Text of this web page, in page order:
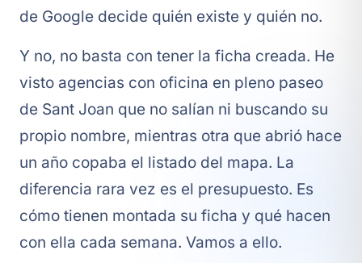
de Google decide quién existe y quién no.
Y no, no basta con tener la ficha creada. He
visto agencias con oficina en pleno paseo
de Sant Joan que no salían ni buscando su
propio nombre, mientras otra que abrió hace
un año copaba el listado del mapa. La
diferencia rara vez es el presupuesto. Es
cómo tienen montada su ficha y qué hacen
con ella cada semana. Vamos a ello.